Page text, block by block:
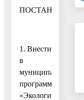
ПОСТАНОВЛЯЮ:
1. Внести
в
муниципальную
программу
«Экология